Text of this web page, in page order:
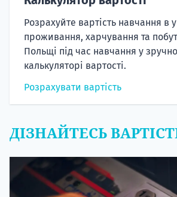
Розрахуйте вартість навчання в
проживання, харчування та
Польщі під час навчання у
калькуляторі вартості.
Розрахувати вартість
ДІЗНАЙТЕСЬ